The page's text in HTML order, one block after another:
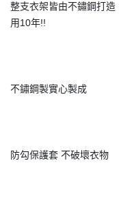
整支衣架皆由不鏽鋼打
用10年!!
不鏽鋼製實心製成
防勾保護套 不破壞衣物